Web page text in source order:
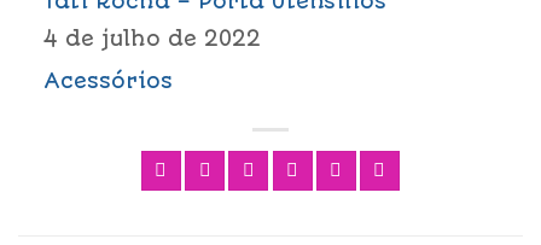
4 de julho de 2022
Acessórios